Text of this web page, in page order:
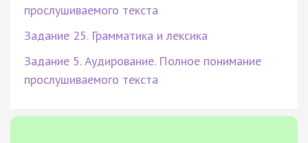
прослушиваемого текста
Задание 25. Грамматика и лексика
Задание 5. Аудирование. Полное понимание
прослушиваемого текста